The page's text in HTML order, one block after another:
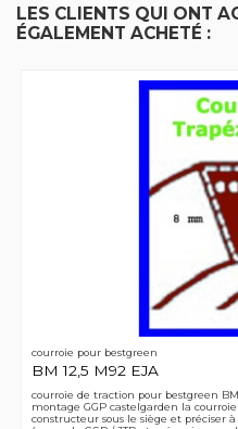
LES CLIENTS QUI ONT
ÉGALEMENT ACHETÉ :
courroie pour bestgreen
BM 12,5 M92 EJA
courroie de traction pour bestgreen
montage GGP castelgarden la
constructeur sous le siège et